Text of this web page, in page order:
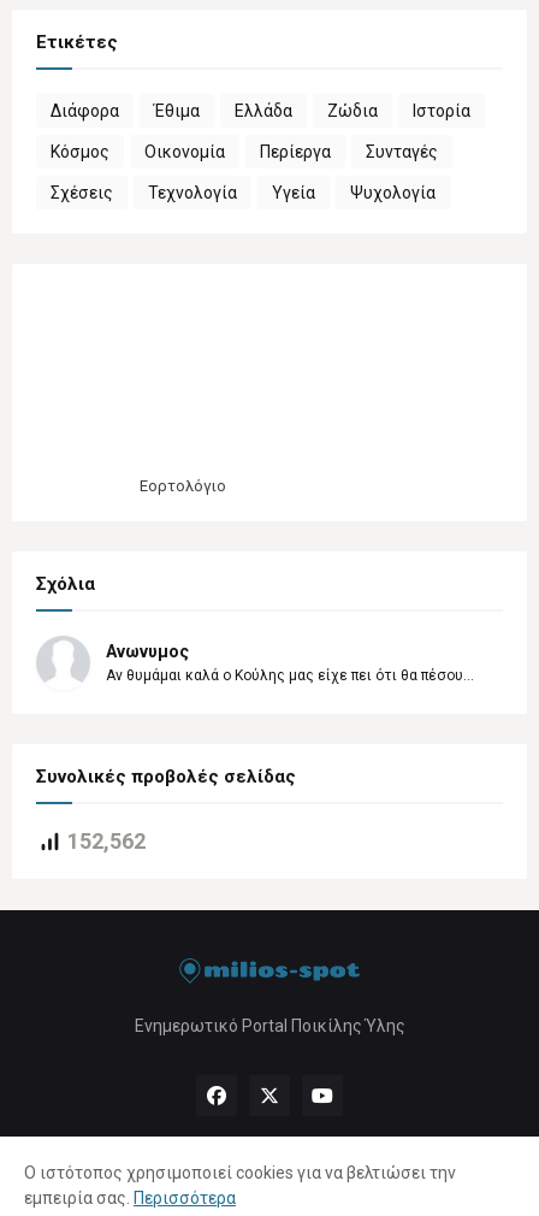
Ετικέτες
Διάφορα Έθιμα Ελλάδα Ζώδια Ιστορία
Κόσμος Οικονομία Περίεργα Συνταγές
Σχέσεις Τεχνολογία Υγεία Ψυχολογία
Εορτολόγιο
Σχόλια
Ανωνυμος
Αν θυμάμαι καλά ο Κούλης μας είχε πει ότι θα πέσου...
Συνολικές προβολές σελίδας
152,562
Ενημερωτικό Portal Ποικίλης Ύλης
Αρχική About Us Πολιτική Απορρήτου
Ο ιστότοπος χρησιμοποιεί cookies για να βελτιώσει την
εμπειρία σας. Περισσότερα